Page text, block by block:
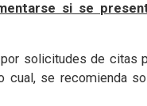
si se
solicitudes de citas
se recomienda